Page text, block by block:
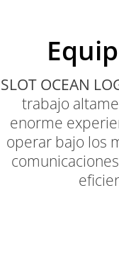
SLOT OCEAN
trabajo
enorme
operar bajo los